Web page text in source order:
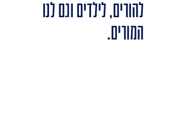
להורים, לילדים וגם לנו
המורים.